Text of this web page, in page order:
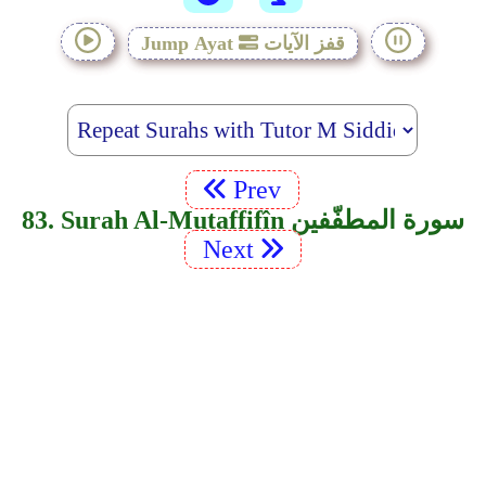
Jump Ayat قفز الآيات
Prev
83. Surah Al-Mutaffifîn سورة المطفّفين
Next